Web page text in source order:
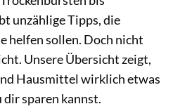
unzählige Tipps, die
helfen sollen. Doch nicht
Unsere Übersicht zeigt,
Hausmittel wirklich etwas
dir sparen kannst.